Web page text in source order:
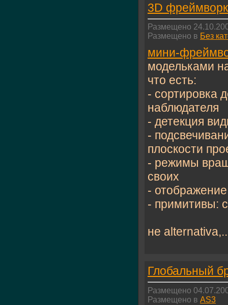
3D фреймворк
Размещено
Размещено в Без
мини-
модельками
что есть:
- сортировка
наблюдателя
- детекция
-
плоскости
- режимы
своих
-
- примитивы:
не
Глобальный
Размещено
Размещено в AS3